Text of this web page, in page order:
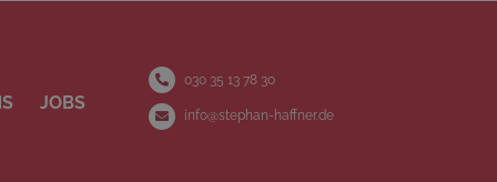
JOBS
030 35 13 78 30
info@stephan-haffner.de